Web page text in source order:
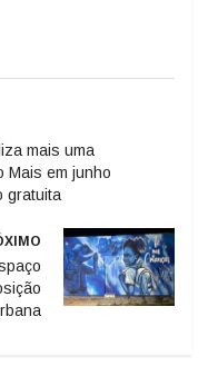
mais uma
Mais em junho
gratuita